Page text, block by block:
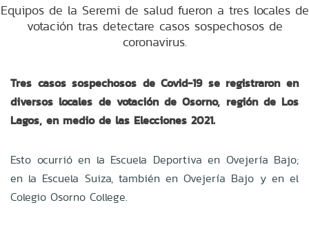
Equipos de la Seremi de salud fueron a tres locales de
votación tras detectare casos sospechosos de
coronavirus.
Tres casos sospechosos de Covid-19 se registraron en
diversos locales de votación de Osorno, región de Los
Lagos, en medio de las Elecciones 2021.
Esto ocurrió en la Escuela Deportiva en Ovejería Bajo;
en la Escuela Suiza, también en Ovejería Bajo y en el
Colegio Osorno College.